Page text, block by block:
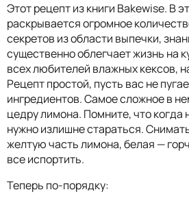
Этот рецепт из книги Bakewise. В
раскрывается огромное
секретов из области выпечки,
существенно облегчает жизнь на
всех любителей влажных кексов,
Рецепт простой, пусть вас не
ингредиентов. Самое сложное в
цедру лимона. Помните, что когда
нужно излишне стараться.
желтую часть лимона, белая —
все испортить.
Теперь по-порядку: